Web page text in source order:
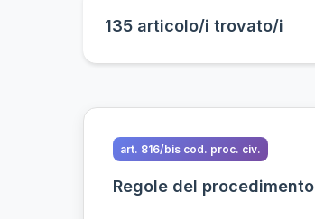
135 articolo/i trovato/i
art. 816/bis cod. proc. civ.
Regole del procedimento